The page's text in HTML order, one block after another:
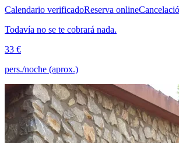
Calendario verificadoReserva online
Todavía no se te cobrará nada.
33 €
pers./noche (aprox.)